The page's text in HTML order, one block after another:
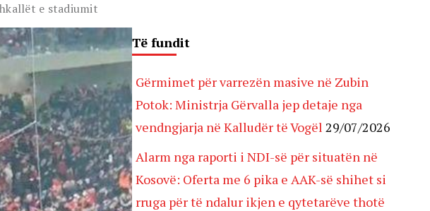
e stadiumit
Të fundit
Gërmimet për varrezën masive në Zubin
Potok: Ministrja Gërvalla jep detaje nga
vendngjarja në Kalludër të Vogël 29/07/2026
Alarm nga raporti i NDI-së për situatën në
Kosovë: Oferta me 6 pika e AAK-së shihet si
rruga për të ndalur ikjen e qytetarëve thotë